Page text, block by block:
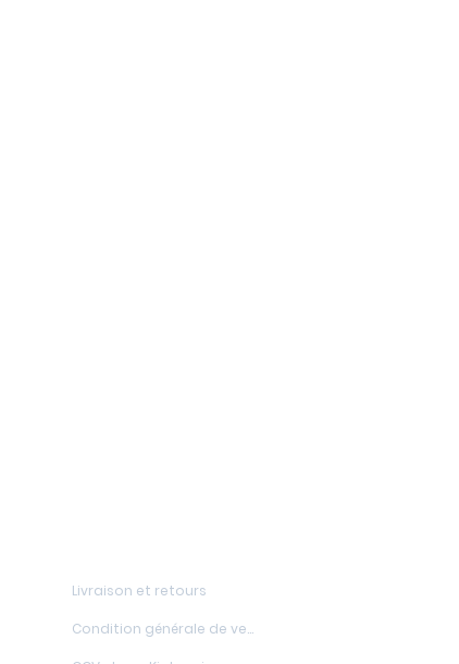
Livraison et retours
Condition générale de vente